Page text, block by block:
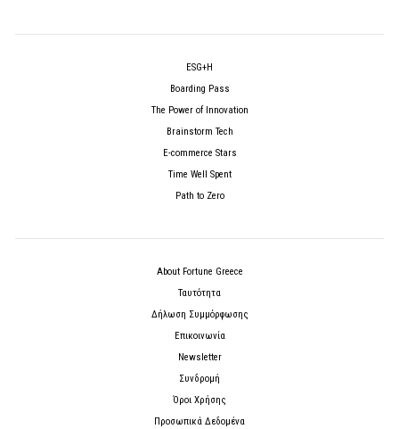
ESG+H
Boarding Pass
The Power of Innovation
Brainstorm Tech
E-commerce Stars
Time Well Spent
Path to Zero
About Fortune Greece
Ταυτότητα
Δήλωση Συμμόρφωσης
Επικοινωνία
Newsletter
Συνδρομή
Όροι Χρήσης
Προσωπικά Δεδομένα